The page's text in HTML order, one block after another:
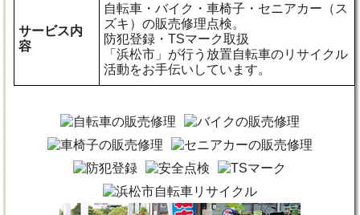
サービス内
容
自転車・バイク・車椅子・セニアカー（ス
ズキ）の販売修理点検。
防犯登録・TSマーク取扱
「浜松市」が行う放置自転車のリサイクル
活動をお手伝いしています。